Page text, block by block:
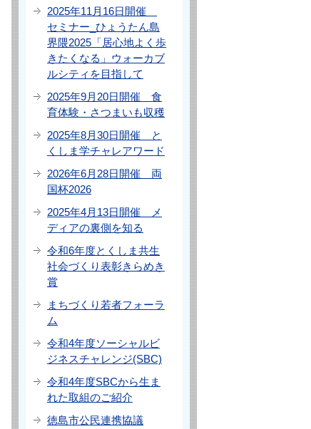
2025年11月16日開催
セミナー_ひょうたん島
界隈2025「居心地よく歩
きたくなる」ウォーカブ
ルシティを目指して
2025年9月20日開催 食
育体験・さつまいも収穫
2025年8月30日開催 と
くしま学チャレアワード
2026年6月28日開催 両
国杯2026
2025年4月13日開催 メ
ディアの裏側を知る
令和6年度とくしま共生
社会づくり表彰きらめき
賞
まちづくり若者フォーラ
ム
令和4年度ソーシャルビ
ジネスチャレンジ(SBC)
令和4年度SBCから生ま
れた取組のご紹介
徳島市公民連携協議